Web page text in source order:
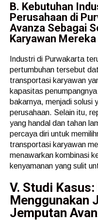
B. Kebutuhan
Perusahaan di
Avanza Sebagai
Karyawan Mereka
Industri di Purwakarta
pertumbuhan tersebut
transportasi karyawan
kapasitas
bakarnya, menjadi solusi
perusahaan. Selain itu,
yang handal dan tahan
percaya diri untuk
transportasi karyawan
menawarkan kombinasi
kenyamanan yang sulit
V. Studi
Menggunakan
Jemputan